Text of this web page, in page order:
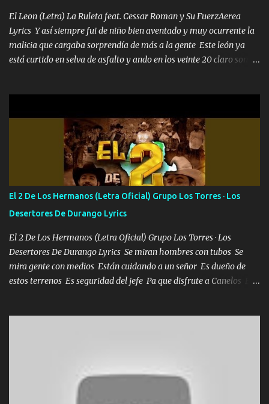
en corto me tiró a per...
El Leon (Letra) La Ruleta feat. Cessar Roman y Su FuerzAerea
Lyrics Y así siempre fui de niño bien aventado y muy ocurrente la
malicia que cargaba sorprendía de más a la gente Este león ya
está curtido en selva de asfalto y ando en los veinte 20 claro son
pa más pues hay charola les voy a dar hasta topar pues no hay de
otra Música Surcando bien mi camino voy por mi línea no veo a
los lados aquel que no corre vuela no se me duerm voy chicoteado
Ya pasé varias hazañas ya tienen rato que me agarran el colmillo
de este León los estatales no sé esperaron Al tiro esta la PrimiZa
también la nueve que cargo al lado doy la mano al que su amigo y
al traicionero damos pa abajo Y No me paran aquí hay pa más
pues hay charola les voy a dar hasta topar pues no hay de otra...
El 2 De Los Hermanos (Letra Oficial) Grupo Los Torres · Los
Desertores De Durango Lyrics
El 2 De Los Hermanos (Letra Oficial) Grupo Los Torres · Los
Desertores De Durango Lyrics Se miran hombres con tubos Se
mira gente con medios Están cuidando a un señor Es dueño de
estos terrenos Es seguridad del jefe Pa que disfrute a Canelos Es
ahí está el Hombre Cuarenta y también Pariente 7 arreglan
cualquier problema no más es cuestión que ordené NOS HACE